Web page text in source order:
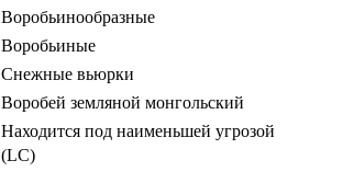
Воробьинообразные
Воробьиные
Снежные вьюрки
Воробей земляной монгольский
Находится под наименьшей угрозой
(LC)